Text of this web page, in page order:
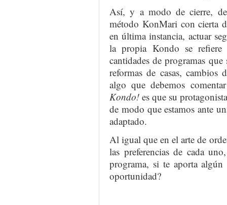
Así, y a modo de cierre,
método KonMari con cierta
en última instancia, actuar
la propia Kondo se refiere
cantidades de programas
reformas de casas, cambios
algo que debemos
Kondo! es que su
de modo que estamos ante
adaptado.
Al igual que en el arte de
las preferencias de cada
programa, si te aporta
oportunidad?